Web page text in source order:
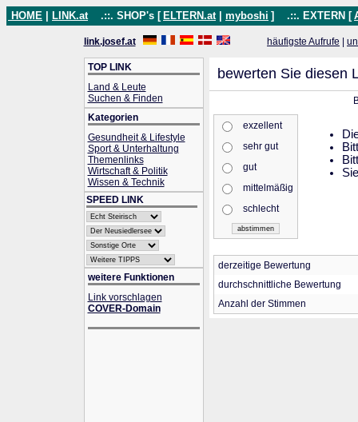
HOME LINK.at .::. SHOP's [ ELTERN.at myboshi ] .::. EXTERN [
link.josef.at häufigste Aufrufe
TOP LINK
Land & Leute
Suchen & Finden
Kategorien
Gesundheit & Lifestyle
Sport & Unterhaltung
Themenlinks
Wirtschaft & Politik
Wissen & Technik
SPEED LINK
weitere Funktionen
Link vorschlagen
COVER-Domain
bewerten Sie diesen
exzellent
sehr gut
gut
mittelmäßig
schlecht
derzeitige Bewertung
durchschnittliche Bewertung
Anzahl der Stimmen